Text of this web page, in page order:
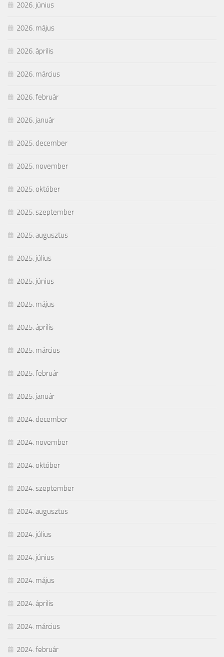
2026. június
2026. május
2026. április
2026. március
2026. február
2026. január
2025. december
2025. november
2025. október
2025. szeptember
2025. augusztus
2025. július
2025. június
2025. május
2025. április
2025. március
2025. február
2025. január
2024. december
2024. november
2024. október
2024. szeptember
2024. augusztus
2024. július
2024. június
2024. május
2024. április
2024. március
2024. február